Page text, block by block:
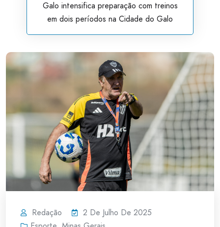
Galo intensifica preparação com treinos
em dois períodos na Cidade do Galo
Redação
2 De Julho De 2025